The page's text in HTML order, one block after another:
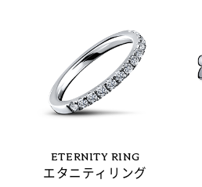
ETERNITY RING
エタニティリング